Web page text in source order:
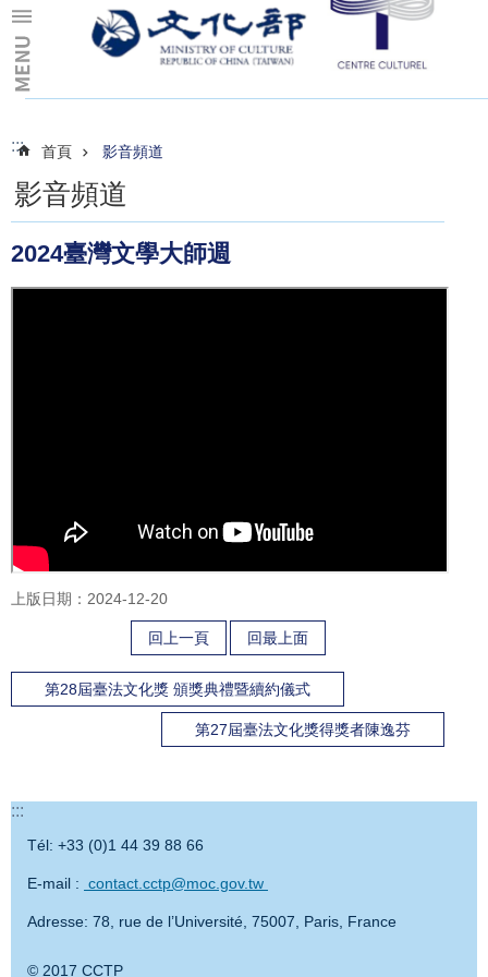
跳到主要內容區塊
:::
::: 首頁 影音頻道
影音頻道
2024臺灣文學大師週
上版日期：2024-12-20
回上一頁 回最上面
第28屆臺法文化獎 頒獎典禮暨續約儀式
第27屆臺法文化獎得獎者陳逸芬
:::
Tél: +33 (0)1 44 39 88 66
E-mail : contact.cctp@moc.gov.tw
Adresse: 78, rue de l’Université, 75007, Paris, France
© 2017 CCTP